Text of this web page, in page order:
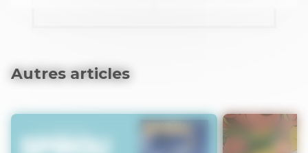
Autres articles